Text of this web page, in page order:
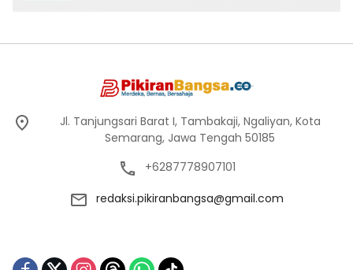
Jl. Tanjungsari Barat I, Tambakaji, Ngaliyan, Kota
Semarang, Jawa Tengah 50185
+6287778907101
redaksi.pikiranbangsa@gmail.com